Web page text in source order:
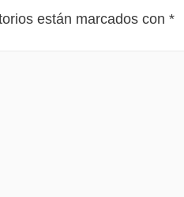
están marcados con *